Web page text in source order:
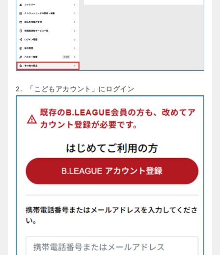
2. 「こどもアカウント」にログイン